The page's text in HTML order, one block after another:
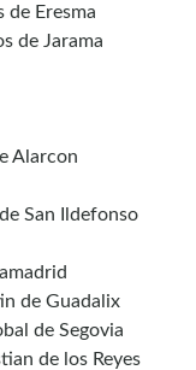
de Eresma
de Jarama
Alarcon
San Ildefonso
de Guadalix
de Segovia
de los Reyes